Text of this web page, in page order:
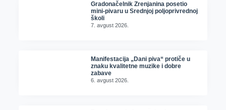
Gradonačelnik Zrenjanina posetio
mini-pivaru u Srednjoj poljoprivrednoj
školi
7. avgust 2026.
Manifestacija „Dani piva“ protiče u
znaku kvalitetne muzike i dobre
zabave
6. avgust 2026.